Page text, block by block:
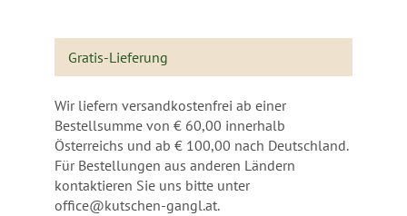
Gratis-Lieferung
Wir liefern versandkostenfrei ab einer
Bestellsumme von € 60,00 innerhalb
Österreichs und ab € 100,00 nach Deutschland.
Für Bestellungen aus anderen Ländern
kontaktieren Sie uns bitte unter
office@kutschen-gangl.at.